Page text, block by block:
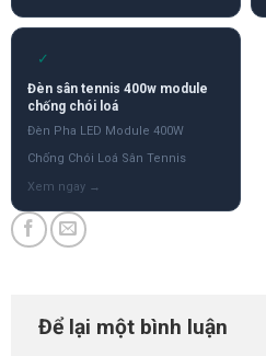
✓
Đèn sân tennis 400w module
chống chói loá
Đèn Pha LED Module 400W
Chống Chói Loá Sân Tennis
Để lại một bình luận